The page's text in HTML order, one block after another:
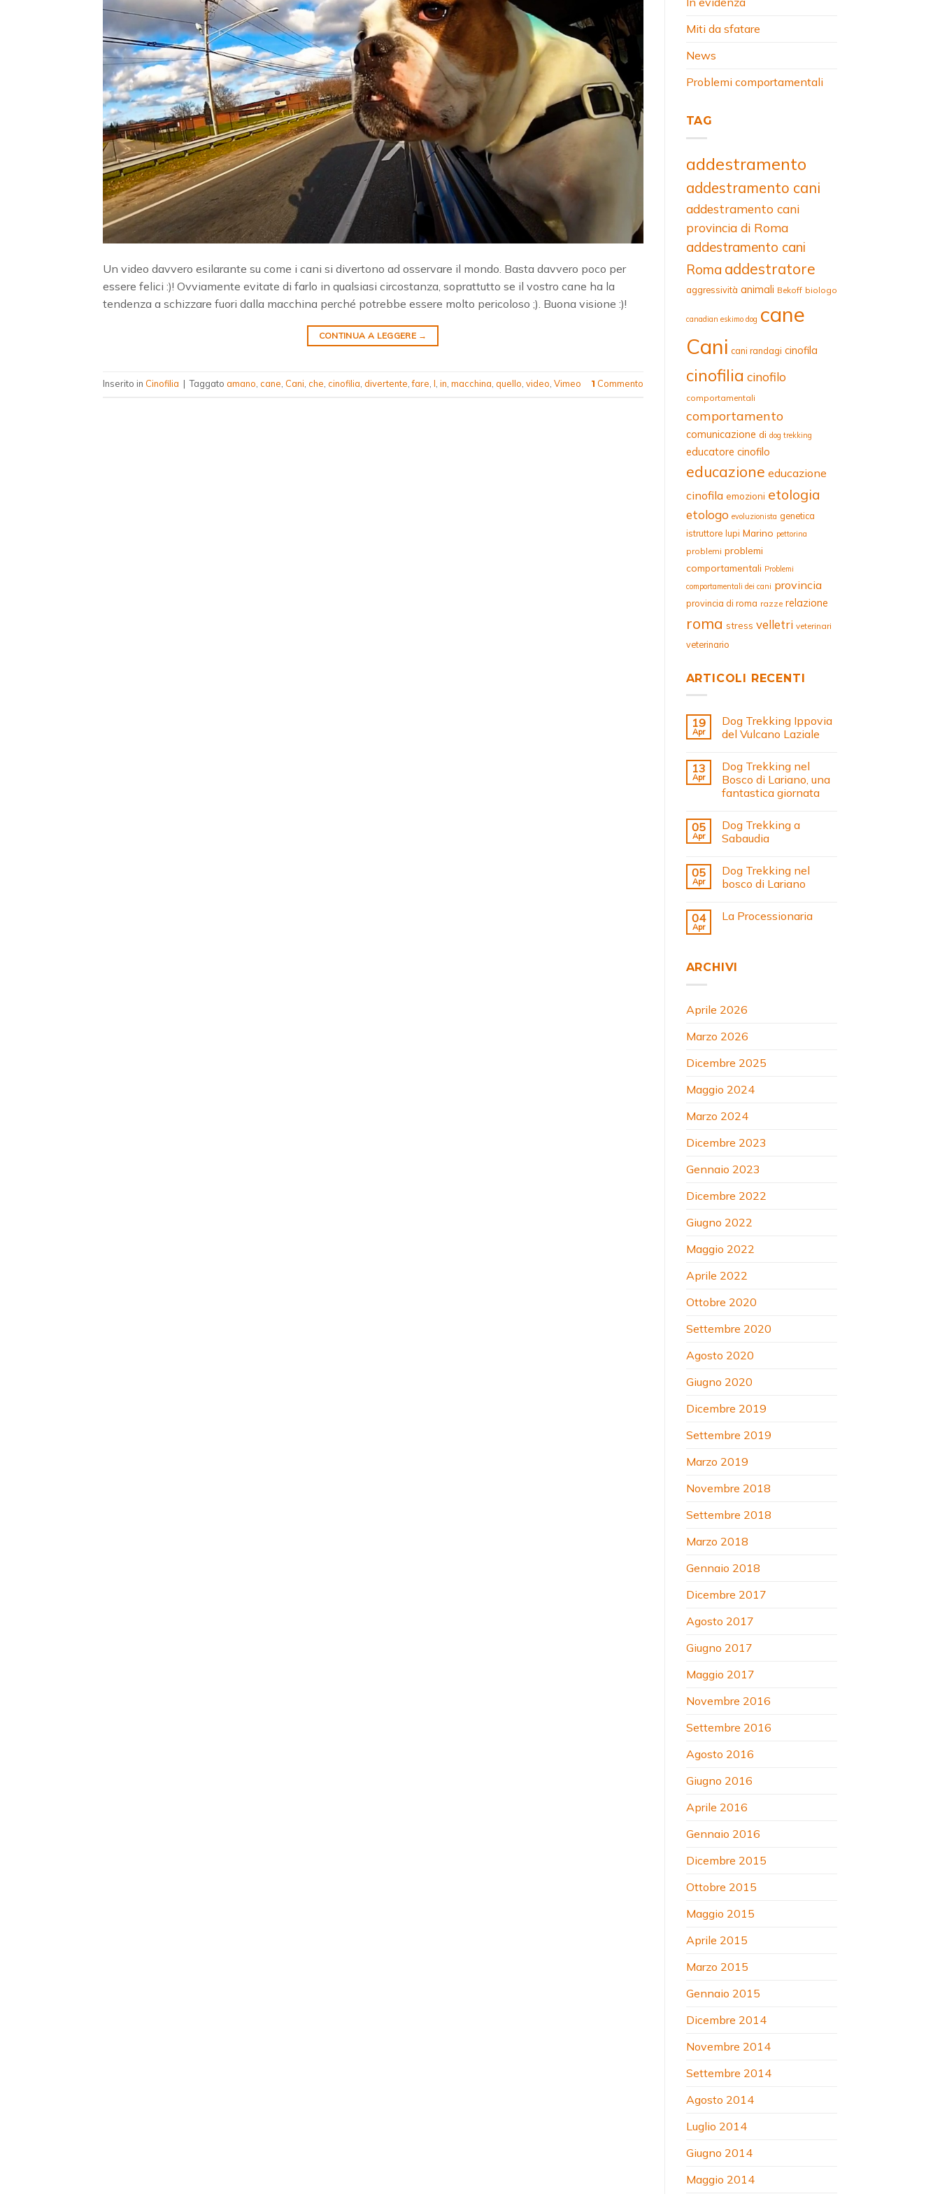
Un video davvero esilarante su come i cani si divertono ad osservare il mondo. Basta davvero poco per
essere felici :)! Ovviamente evitate di farlo in qualsiasi circostanza, soprattutto se il vostro cane ha la
tendenza a schizzare fuori dalla macchina perché potrebbe essere molto pericoloso ;). Buona visione :)!
CONTINUA A LEGGERE →
Inserito in Cinofilia | Taggato amano, cane, Cani, che, cinofilia, divertente,fare, I, in, macchina, quello, video, Vimeo 1 Commento
Miti da sfatare
News
Problemi comportamentali
TAG
addestramento
addestramento cani
addestramento cani
provincia di Roma
addestramento cani
Roma addestratore
aggressività animali Bekoff biologo
canadian eskimo dog cane
Cani cani randagi cinofila
cinofilia cinofilo
comportamentali
comportamento
comunicazione di dog trekking
educatore cinofilo
educazione educazione
cinofila emozioni etologia
etologo evoluzionista genetica
istruttore lupi Marino pettorina
problemi problemi
comportamentali Problemi
comportamentali dei cani provincia
provincia di roma razze relazione
roma stress velletri veterinari
veterinario
ARTICOLI RECENTI
19
Apr
Dog Trekking Ippovia
del Vulcano Laziale
13
Apr
Dog Trekking nel
Bosco di Lariano, una
fantastica giornata
05
Apr
Dog Trekking a
Sabaudia
05
Apr
Dog Trekking nel
bosco di Lariano
04
Apr
La Processionaria
ARCHIVI
Aprile 2026
Marzo 2026
Dicembre 2025
Maggio 2024
Marzo 2024
Dicembre 2023
Gennaio 2023
Dicembre 2022
Giugno 2022
Maggio 2022
Aprile 2022
Ottobre 2020
Settembre 2020
Agosto 2020
Giugno 2020
Dicembre 2019
Settembre 2019
Marzo 2019
Novembre 2018
Settembre 2018
Marzo 2018
Gennaio 2018
Dicembre 2017
Agosto 2017
Giugno 2017
Maggio 2017
Novembre 2016
Settembre 2016
Agosto 2016
Giugno 2016
Aprile 2016
Gennaio 2016
Dicembre 2015
Ottobre 2015
Maggio 2015
Aprile 2015
Marzo 2015
Gennaio 2015
Dicembre 2014
Novembre 2014
Settembre 2014
Agosto 2014
Luglio 2014
Giugno 2014
Maggio 2014